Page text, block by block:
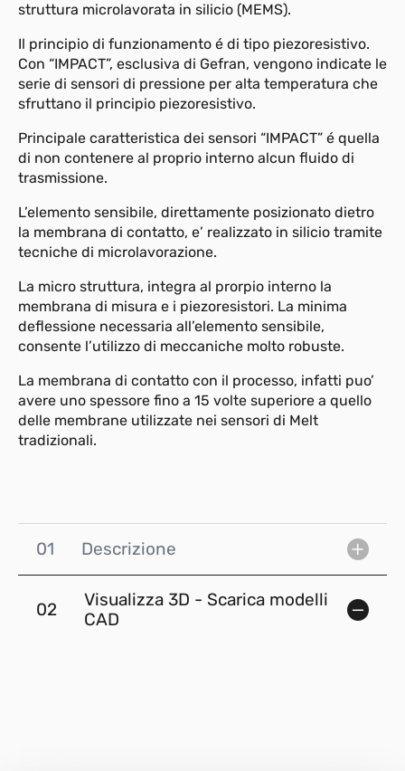
struttura microlavorata in silicio (MEMS).
Il principio di funzionamento é di tipo piezoresistivo.
Con “IMPACT”, esclusiva di Gefran, vengono indicate le
serie di sensori di pressione per alta temperatura che
sfruttano il principio piezoresistivo.
Principale caratteristica dei sensori “IMPACT” é quella
di non contenere al proprio interno alcun fluido di
trasmissione.
L’elemento sensibile, direttamente posizionato dietro
la membrana di contatto, e’ realizzato in silicio tramite
tecniche di microlavorazione.
La micro struttura, integra al prorpio interno la
membrana di misura e i piezoresistori. La minima
deflessione necessaria all’elemento sensibile,
consente l’utilizzo di meccaniche molto robuste.
La membrana di contatto con il processo, infatti puo’
avere uno spessore fino a 15 volte superiore a quello
delle membrane utilizzate nei sensori di Melt
tradizionali.
01 Descrizione
02
Visualizza 3D - Scarica modelli
CAD